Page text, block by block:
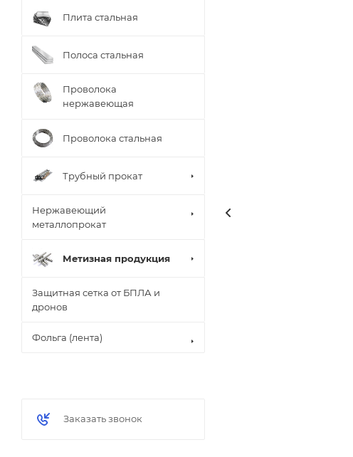
Плита стальная
Полоса стальная
Проволока
нержавеющая
Проволока стальная
Трубный прокат
Нержавеющий
металлопрокат
Метизная продукция
Защитная сетка от БПЛА и
дронов
Фольга (лента)
Заказать звонок